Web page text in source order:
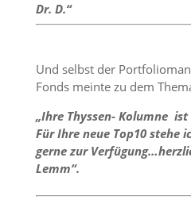
Dr. D.“
Und selbst der
Fonds meinte zu dem
„Ihre Thyssen- Kolumne
Für Ihre neue Top10 stehe
gerne zur
Lemm“.